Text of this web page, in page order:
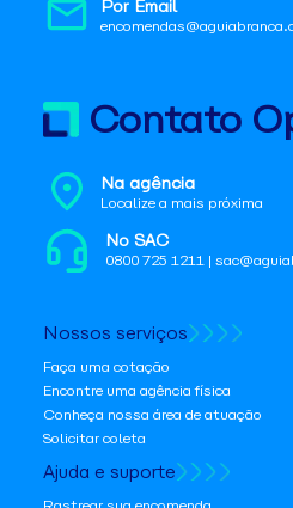
Por Email
Contato
Na agência
Localize a mais próxima
No SAC
0800 725 1211 |
Nossos serviços
Faça uma cotação
Encontre uma agência física
Conheça nossa área de atuação
Solicitar coleta
Ajuda e suporte